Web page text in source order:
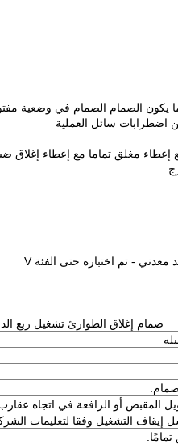
اضطرابات سائل العملية
صمام إغلاق الطوارئ تشغيل ربع
المقبض أو الرافعة في اتجاه
إيقاف التشغيل وفقا لتعليمات